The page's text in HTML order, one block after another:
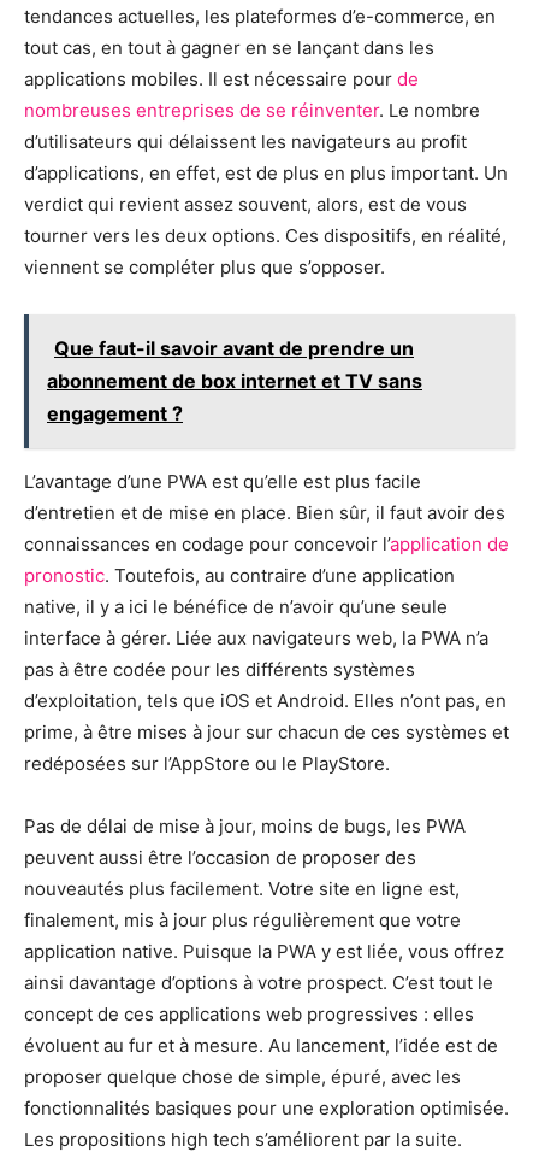
tendances actuelles, les plateformes d’e-commerce, en
tout cas, en tout à gagner en se lançant dans les
applications mobiles. Il est nécessaire pour de
nombreuses entreprises de se réinventer. Le nombre
d’utilisateurs qui délaissent les navigateurs au profit
d’applications, en effet, est de plus en plus important. Un
verdict qui revient assez souvent, alors, est de vous
tourner vers les deux options. Ces dispositifs, en réalité,
viennent se compléter plus que s’opposer.
Que faut-il savoir avant de prendre un
abonnement de box internet et TV sans
engagement ?
L’avantage d’une PWA est qu’elle est plus facile
d’entretien et de mise en place. Bien sûr, il faut avoir des
connaissances en codage pour concevoir l’application de
pronostic. Toutefois, au contraire d’une application
native, il y a ici le bénéfice de n’avoir qu’une seule
interface à gérer. Liée aux navigateurs web, la PWA n’a
pas à être codée pour les différents systèmes
d’exploitation, tels que iOS et Android. Elles n’ont pas, en
prime, à être mises à jour sur chacun de ces systèmes et
redéposées sur l’AppStore ou le PlayStore.
Pas de délai de mise à jour, moins de bugs, les PWA
peuvent aussi être l’occasion de proposer des
nouveautés plus facilement. Votre site en ligne est,
finalement, mis à jour plus régulièrement que votre
application native. Puisque la PWA y est liée, vous offrez
ainsi davantage d’options à votre prospect. C’est tout le
concept de ces applications web progressives : elles
évoluent au fur et à mesure. Au lancement, l’idée est de
proposer quelque chose de simple, épuré, avec les
fonctionnalités basiques pour une exploration optimisée.
Les propositions high tech s’améliorent par la suite.